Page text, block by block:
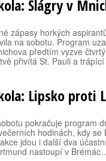
Šlágry v
zápasy horkých
na sobotu. Program
předtím vyzve
přivítá St. Pauli a
Lipsko proti
pokračuje program
hodinách, kdy se
jdou i další dva
nastoupí v